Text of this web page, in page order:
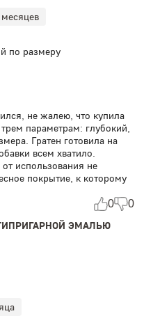
по размеру
не жалею, что купила
параметрам: глубокий,
Гратен готовила на
всем хватило.
от использования не
покрытие, к которому
0 0
ЭМАЛЬЮ